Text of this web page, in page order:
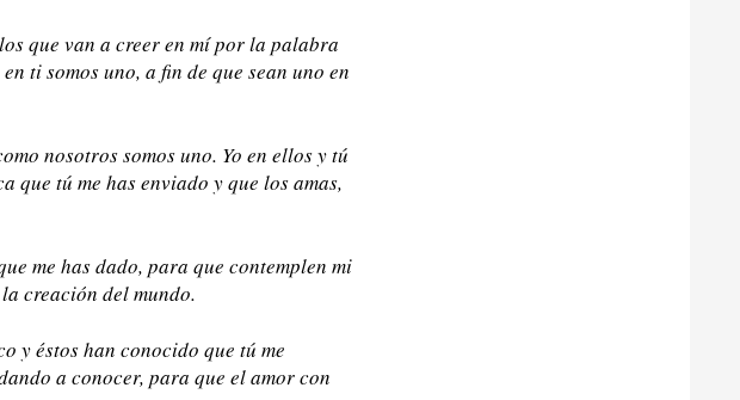
que van a creer en mí por la palabra
ti somos uno, a fin de que sean uno en
nosotros somos uno. Yo en ellos y tú
que tú me has enviado y que los amas,
me has dado, para que contemplen mi
creación del mundo.
y éstos han conocido que tú me
a conocer, para que el amor con